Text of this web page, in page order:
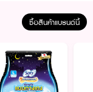
ซื้อสินค้าแบรนด์นี้